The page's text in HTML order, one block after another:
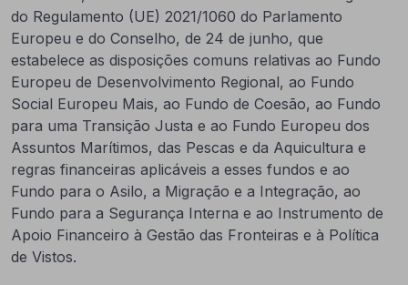
do Regulamento (UE) 2021/1060 do Parlamento
Europeu e do Conselho, de 24 de junho, que
estabelece as disposições comuns relativas ao Fundo
Europeu de Desenvolvimento Regional, ao Fundo
Social Europeu Mais, ao Fundo de Coesão, ao Fundo
para uma Transição Justa e ao Fundo Europeu dos
Assuntos Marítimos, das Pescas e da Aquicultura e
regras financeiras aplicáveis a esses fundos e ao
Fundo para o Asilo, a Migração e a Integração, ao
Fundo para a Segurança Interna e ao Instrumento de
Apoio Financeiro à Gestão das Fronteiras e à Política
de Vistos.